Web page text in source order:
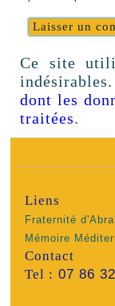
Ce site
dont les
traitées.
Liens
Fraternité
Mémoire
Contact
Tel : 07 86